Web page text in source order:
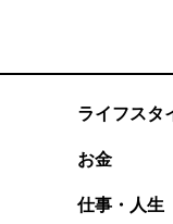
ライフスタ
お金
仕事・人生